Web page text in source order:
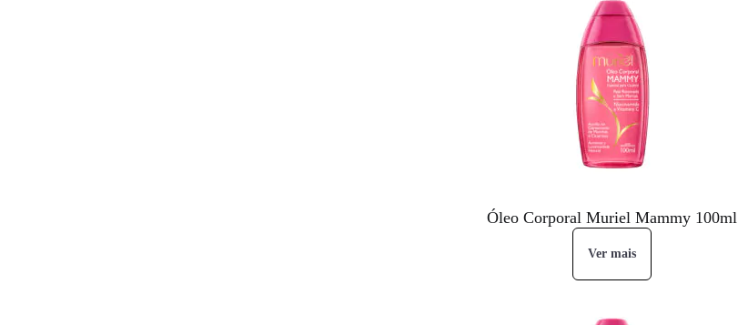
Óleo Corporal Muriel Mammy 100ml
Ver mais